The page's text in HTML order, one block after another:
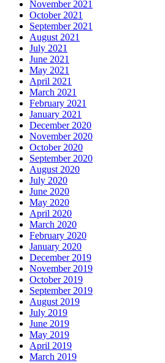
November 2021
October 2021
September 2021
August 2021
July 2021
June 2021
May 2021
April 2021
March 2021
February 2021
January 2021
December 2020
November 2020
October 2020
September 2020
August 2020
July 2020
June 2020
May 2020
April 2020
March 2020
February 2020
January 2020
December 2019
November 2019
October 2019
September 2019
August 2019
July 2019
June 2019
May 2019
April 2019
March 2019